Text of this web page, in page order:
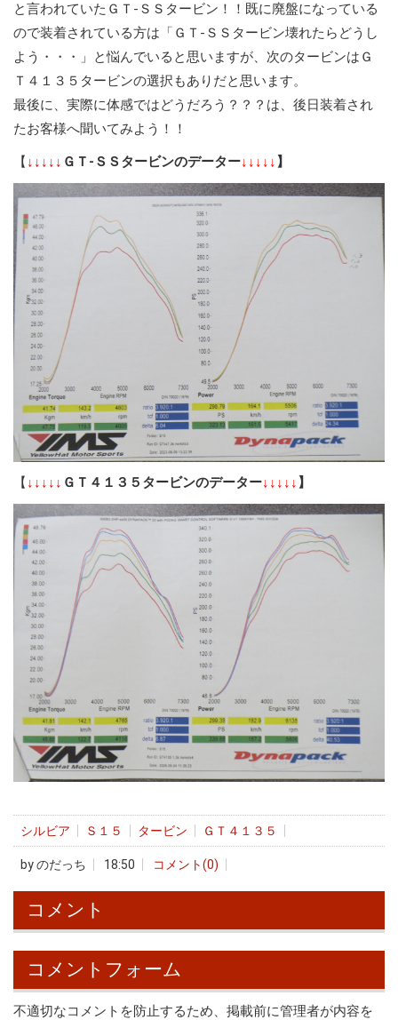
と言われていたＧＴ-ＳＳタービン！！既に廃盤になっている
ので装着されている方は「ＧＴ-ＳＳタービン壊れたらどうし
よう・・・」と悩んでいると思いますが、次のタービンはＧ
Ｔ４１３５タービンの選択もありだと思います。
最後に、実際に体感ではどうだろう？？？は、後日装着され
たお客様へ聞いてみよう！！
【 ↓↓↓↓↓ ＧＴ-ＳＳタービンのデーター↓↓↓↓↓ 】
【 ↓↓↓↓↓ ＧＴ４１３５タービンのデーター↓↓↓↓↓ 】
シルビア Ｓ１５ タービン ＧＴ４１３５
byのだっち 18:50 コメント(0)
コメント
コメントフォーム
不適切なコメントを防止するため、掲載前に管理者が内容を